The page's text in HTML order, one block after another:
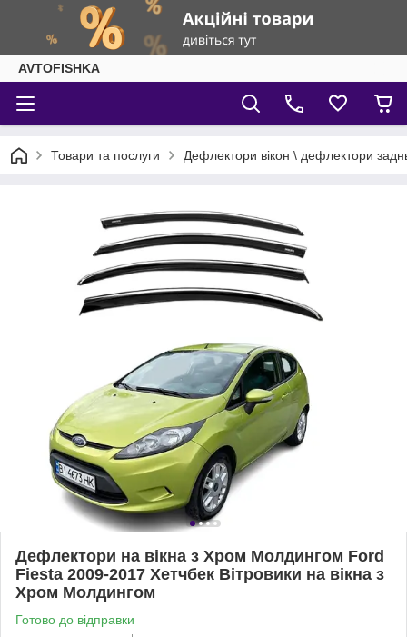
AVTOFISHKA
Товари та послуги Дефлектори вікон \ дефлектори
Дефлектори на вікна з Хром Молдингом Ford
Fiesta 2009-2017 Хетчбек Вітровики на вікна з
Хром Молдингом
Готово до відправки